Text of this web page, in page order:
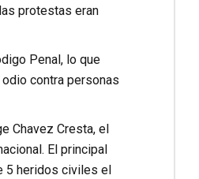
protestas eran
Penal, lo que
contra personas
Chavez Cresta, el
El principal
5 heridos civiles el